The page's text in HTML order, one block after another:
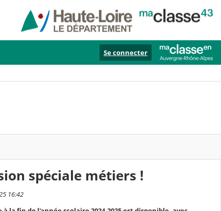
Se connecter
spéciale métiers !
16:42